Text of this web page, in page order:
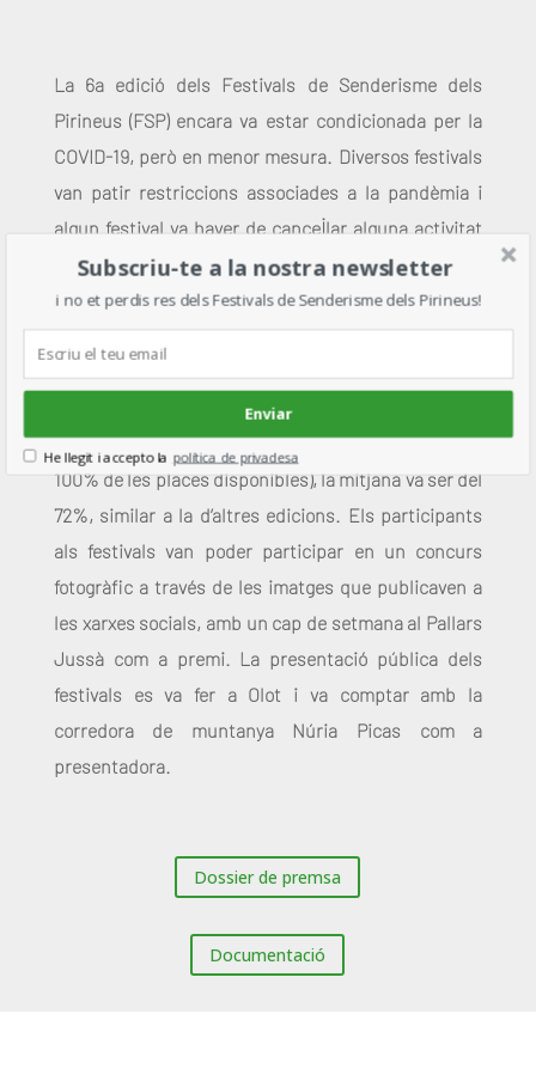
La 6a edició dels Festivals de Senderisme dels
Pirineus (FSP) encara va estar condicionada per la
COVID-19, però en menor mesura. Diversos festivals
van patir restriccions associades a la pandèmia i
algun festival va haver de cancel·lar alguna activitat
per falta d’inscrits. Les 132 activitats guiades
organitzades pel conjunt dels 13 festivals van
pandèmia. Tot i que el grau d’ocupació va ser variable
segons cada festival (amb alguns que van assolir el
100% de les places disponibles), la mitjana va ser del
72%, similar a la d’altres edicions. Els participants
als festivals van poder participar en un concurs
fotogràfic a través de les imatges que publicaven a
les xarxes socials, amb un cap de setmana al Pallars
Jussà com a premi. La presentació pública dels
festivals es va fer a Olot i va comptar amb la
corredora de muntanya Núria Picas com a
presentadora.
Dossier de premsa
Documentació
Subscriu-te a la nostra newsletter
i no et perdis res dels Festivals de Senderisme dels Pirineus!
Enviar
He llegit i accepto la política de privadesa